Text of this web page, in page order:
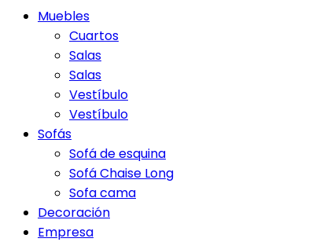
Muebles
Cuartos
Salas
Salas
Vestíbulo
Vestíbulo
Sofás
Sofá de esquina
Sofá Chaise Long
Sofa cama
Decoración
Empresa